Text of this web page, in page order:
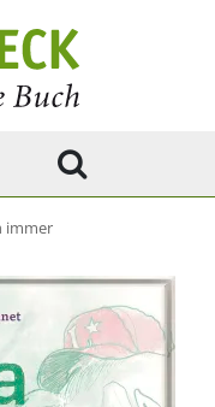
immer